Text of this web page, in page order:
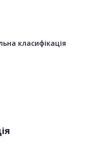
класифікація